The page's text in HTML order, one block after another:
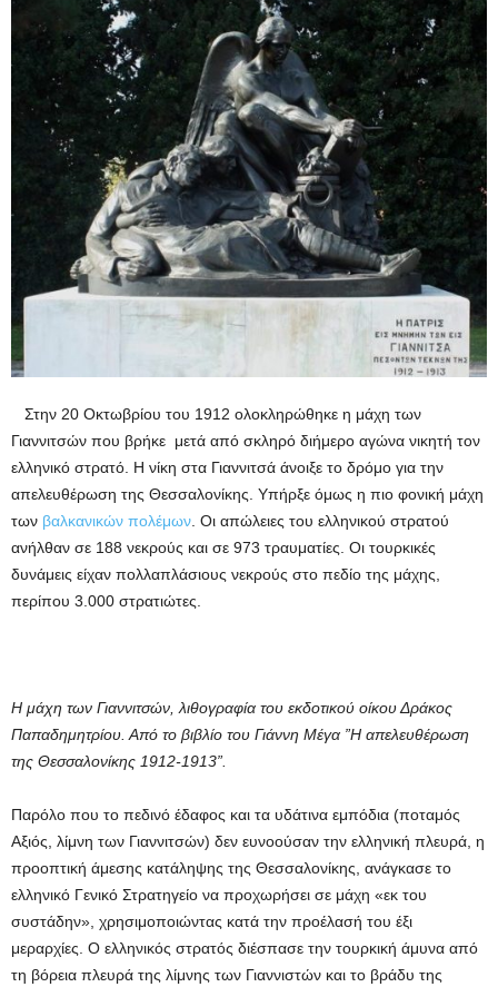
Στην 20 Οκτωβρίου του 1912 ολοκληρώθηκε η μάχη των
Γιαννιτσών που βρήκε μετά από σκληρό διήμερο αγώνα νικητή τον
ελληνικό στρατό. Η νίκη στα Γιαννιτσά άνοιξε το δρόμο για την
απελευθέρωση της Θεσσαλονίκης. Υπήρξε όμως η πιο φονική μάχη
των βαλκανικών πολέμων . Οι απώλειες του ελληνικού στρατού
ανήλθαν σε 188 νεκρούς και σε 973 τραυματίες. Οι τουρκικές
δυνάμεις είχαν πολλαπλάσιους νεκρούς στο πεδίο της μάχης,
περίπου 3.000 στρατιώτες.
Η μάχη των Γιαννιτσών, λιθογραφία του εκδοτικού οίκου Δράκος
Παπαδημητρίου. Από το βιβλίο του Γιάννη Μέγα ”Η απελευθέρωση
της Θεσσαλονίκης 1912-1913”.
Παρόλο που το πεδινό έδαφος και τα υδάτινα εμπόδια (ποταμός
Αξιός, λίμνη των Γιαννιτσών) δεν ευνοούσαν την ελληνική πλευρά, η
προοπτική άμεσης κατάληψης της Θεσσαλονίκης, ανάγκασε το
ελληνικό Γενικό Στρατηγείο να προχωρήσει σε μάχη «εκ του
συστάδην», χρησιμοποιώντας κατά την προέλασή του έξι
μεραρχίες. Ο ελληνικός στρατός διέσπασε την τουρκική άμυνα από
τη βόρεια πλευρά της λίμνης των Γιαννιστών και το βράδυ της